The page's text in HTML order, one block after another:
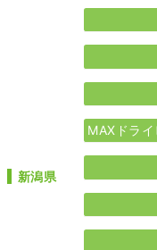
MAXドラ
新潟県